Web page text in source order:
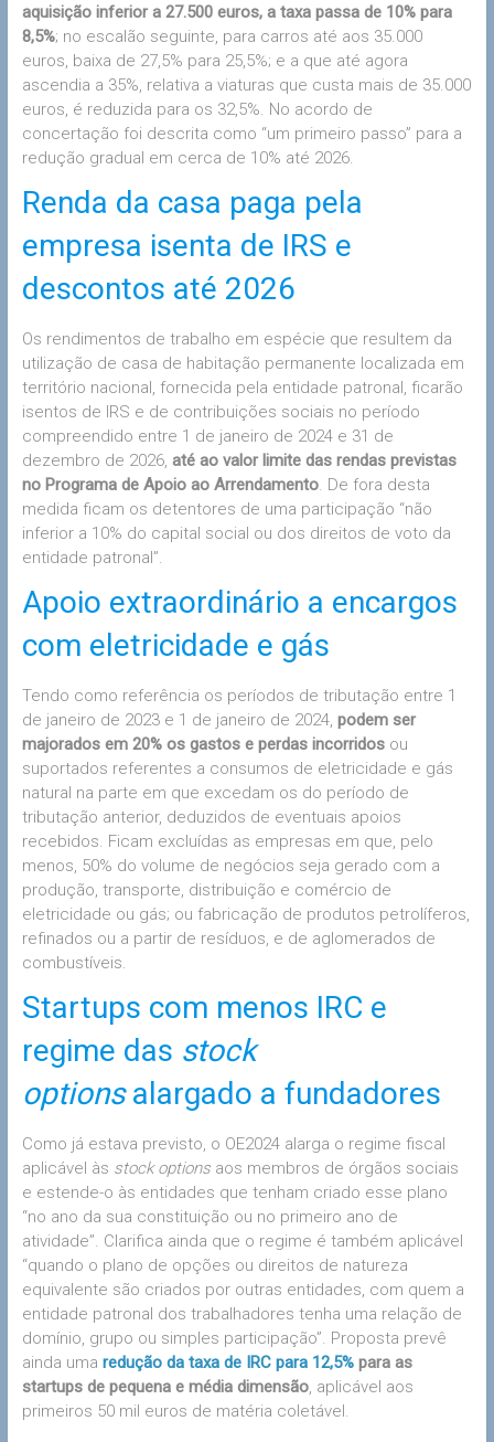
aquisição inferior a 27.500 euros, a taxa passa de 10% para
8,5%; no escalão seguinte, para carros até aos 35.000
euros, baixa de 27,5% para 25,5%; e a que até agora
ascendia a 35%, relativa a viaturas que custa mais de 35.000
euros, é reduzida para os 32,5%. No acordo de
concertação foi descrita como “um primeiro passo” para a
redução gradual em cerca de 10% até 2026.
Renda da casa paga pela
empresa isenta de IRS e
descontos até 2026
Os rendimentos de trabalho em espécie que resultem da
utilização de casa de habitação permanente localizada em
território nacional, fornecida pela entidade patronal, ficarão
isentos de IRS e de contribuições sociais no período
compreendido entre 1 de janeiro de 2024 e 31 de
dezembro de 2026, até ao valor limite das rendas previstas
no Programa de Apoio ao Arrendamento. De fora desta
medida ficam os detentores de uma participação “não
inferior a 10% do capital social ou dos direitos de voto da
entidade patronal”.
Apoio extraordinário a encargos
com eletricidade e gás
Tendo como referência os períodos de tributação entre 1
de janeiro de 2023 e 1 de janeiro de 2024, podem ser
majorados em 20% os gastos e perdas incorridosou
suportados referentes a consumos de eletricidade e gás
natural na parte em que excedam os do período de
tributação anterior, deduzidos de eventuais apoios
recebidos. Ficam excluídas as empresas em que, pelo
menos, 50% do volume de negócios seja gerado com a
produção, transporte, distribuição e comércio de
eletricidade ou gás; ou fabricação de produtos petrolíferos,
refinados ou a partir de resíduos, e de aglomerados de
combustíveis.
Startups com menos IRC e
regime das stock
optionsalargado a fundadores
Como já estava previsto, o OE2024 alarga o regime fiscal
aplicável às stock optionsaos membros de órgãos sociais
e estende-o às entidades que tenham criado esse plano
“no ano da sua constituição ou no primeiro ano de
atividade”. Clarifica ainda que o regime é também aplicável
“quando o plano de opções ou direitos de natureza
equivalente são criados por outras entidades, com quem a
entidade patronal dos trabalhadores tenha uma relação de
domínio, grupo ou simples participação”. Proposta prevê
ainda uma redução da taxa de IRC para 12,5%para as
startups de pequena e média dimensão, aplicável aos
primeiros 50 mil euros de matéria coletável.